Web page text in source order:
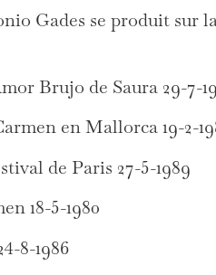
Gades se produit sur
Brujo de Saura 29-7-
en Mallorca 19-2-
de Paris 27-5-1989
18-5-1980
8-1986